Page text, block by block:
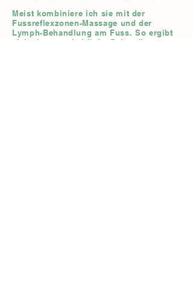
Meist kombiniere ich sie mit der
Fussreflexzonen-Massage und der
Lymph-Behandlung am Fuss. So ergibt
sich eine ganzheitliche Behandlung.